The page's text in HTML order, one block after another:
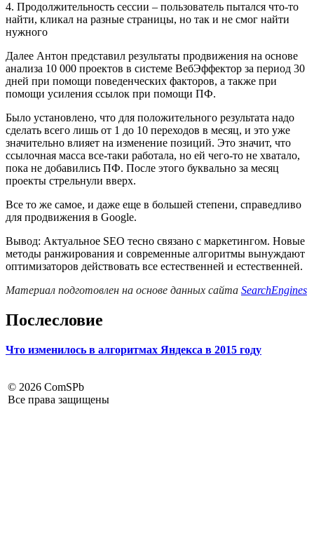
4. Продолжительность сессии – пользователь пытался что-то
найти, кликал на разные страницы, но так и не смог найти
нужного
Далее Антон представил результаты продвижения на основе
анализа 10 000 проектов в системе ВебЭффектор за период 30
дней при помощи поведенческих факторов, а также при
помощи усиления ссылок при помощи ПФ.
Было установлено, что для положительного результата надо
сделать всего лишь от 1 до 10 переходов в месяц, и это уже
значительно влияет на изменение позиций. Это значит, что
ссылочная масса все-таки работала, но ей чего-то не хватало,
пока не добавились ПФ. После этого буквально за месяц
проекты стрельнули вверх.
Все то же самое, и даже еще в большей степени, справедливо
для продвижения в Google.
Вывод: Актуальное SEO тесно связано с маркетингом. Новые
методы ранжирования и современные алгоритмы вынуждают
оптимизаторов действовать все естественней и естественней.
Материал подготовлен на основе данных сайта SearchEngines
Послесловие
Что изменилось в алгоритмах Яндекса в 2015 году
© 2026 ComSPb
Все права защищены